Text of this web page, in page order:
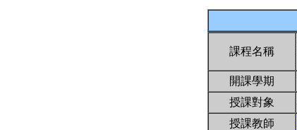
課程名稱
開課學期
授課對象
授課教師